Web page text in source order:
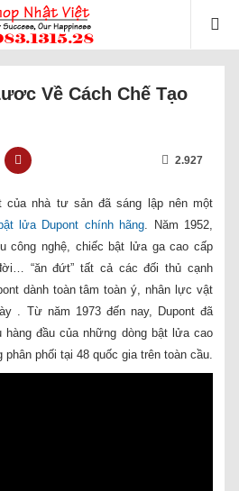
Về Cách Chế Tạo
2.927
của nhà tư sản đã sáng lập nên một
bật lửa Dupont chính hãng . Năm 1952,
công nghệ, chiếc bật lửa ga cao cấp
“ăn đứt” tất cả các đối thủ cạnh
dành toàn tâm toàn ý, nhân lực vật
. Từ năm 1973 đến nay, Dupont đã
đầu của những dòng bật lửa cao
phối tại 48 quốc gia trên toàn cầu.